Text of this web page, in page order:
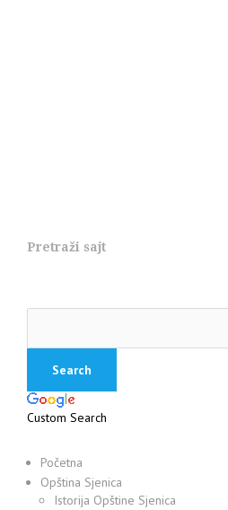
Pretraži sajt
Custom Search
Početna
Opština Sjenica
Istorija Opštine Sjenica